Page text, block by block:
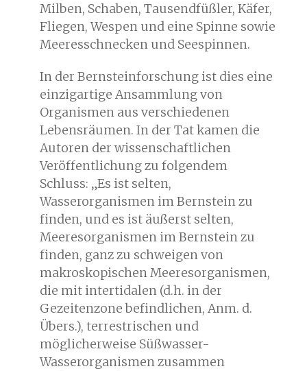
Milben, Schaben, Tausendfüßler, Käfer,
Fliegen, Wespen und eine Spinne sowie
Meeresschnecken und Seespinnen.
In der Bernsteinforschung ist dies eine
einzigartige Ansammlung von
Organismen aus verschiedenen
Lebensräumen. In der Tat kamen die
Autoren der wissenschaftlichen
Veröffentlichung zu folgendem
Schluss: „Es ist selten,
Wasserorganismen im Bernstein zu
finden, und es ist äußerst selten,
Meeresorganismen im Bernstein zu
finden, ganz zu schweigen von
makroskopischen Meeresorganismen,
die mit intertidalen (d.h. in der
Gezeitenzone befindlichen, Anm. d.
Übers.), terrestrischen und
möglicherweise Süßwasser-
Wasserorganismen zusammen